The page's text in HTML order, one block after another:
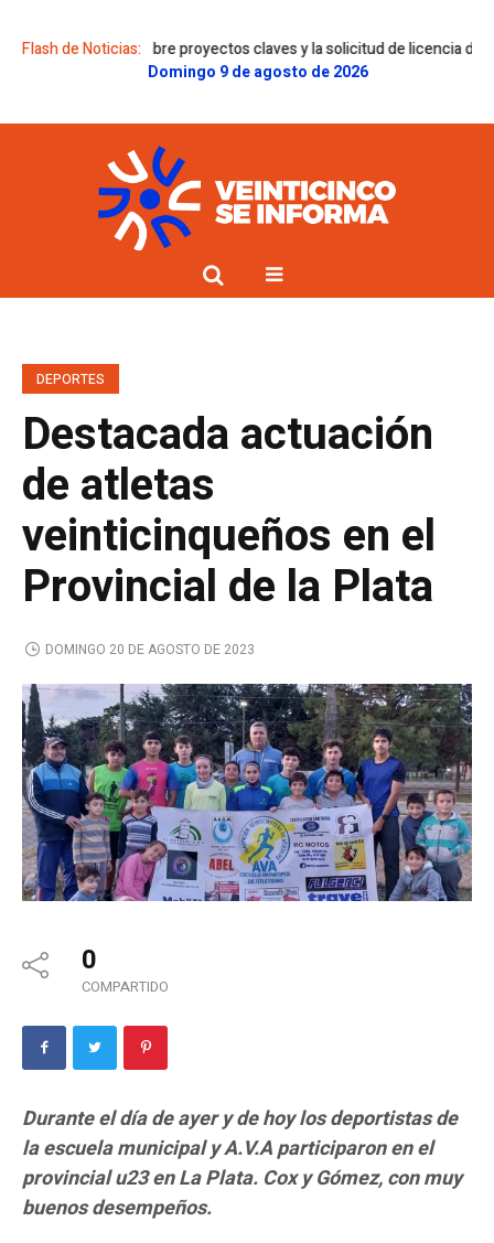
Flash de Noticias:
sobre proyectos claves y la solicitud de licencia de Gregorini
Domingo 9 de agosto de 2026
DEPORTES
Destacada actuación
de atletas
veinticinqueños en el
Provincial de la Plata
DOMINGO 20 DE AGOSTO DE 2023
0
COMPARTIDO
Durante el día de ayer y de hoy los deportistas de
la escuela municipal y A.V.A participaron en el
provincial u23 en La Plata. Cox y Gómez, con muy
buenos desempeños.